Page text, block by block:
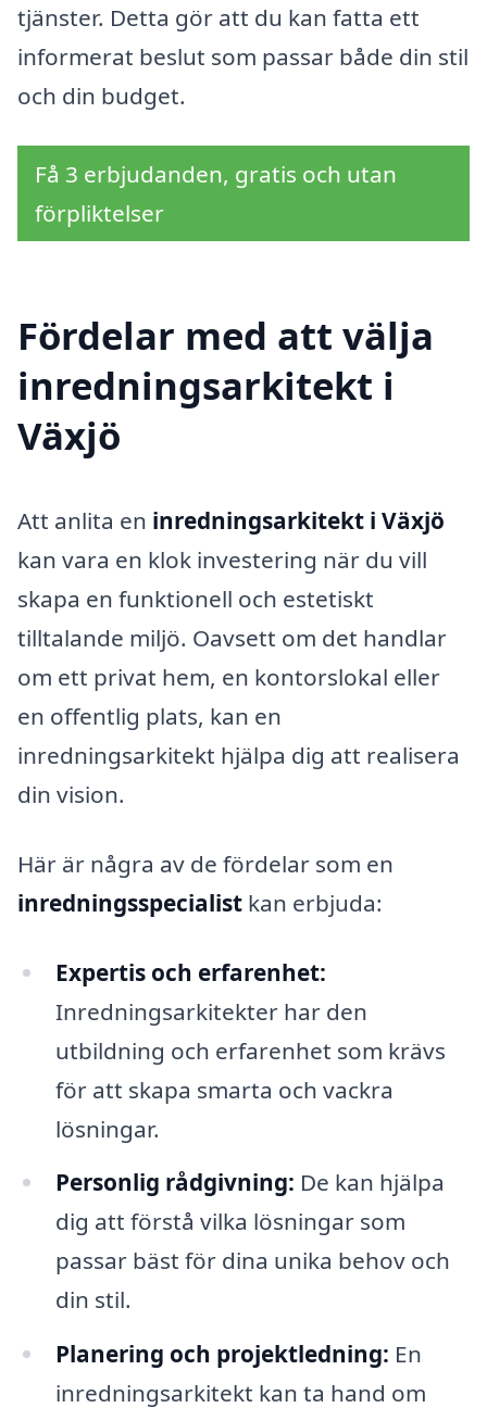
tjänster. Detta gör att du kan fatta ett
informerat beslut som passar både din stil
och din budget.
Få 3 erbjudanden, gratis och utan
förpliktelser
Fördelar med att välja
inredningsarkitekt i
Växjö
Att anlita en inredningsarkitekt i Växjö
kan vara en klok investering när du vill
skapa en funktionell och estetiskt
tilltalande miljö. Oavsett om det handlar
om ett privat hem, en kontorslokal eller
en offentlig plats, kan en
inredningsarkitekt hjälpa dig att realisera
din vision.
Här är några av de fördelar som en
inredningsspecialist kan erbjuda:
Expertis och erfarenhet:
Inredningsarkitekter har den
utbildning och erfarenhet som krävs
för att skapa smarta och vackra
lösningar.
Personlig rådgivning: De kan hjälpa
dig att förstå vilka lösningar som
passar bäst för dina unika behov och
din stil.
Planering och projektledning: En
inredningsarkitekt kan ta hand om